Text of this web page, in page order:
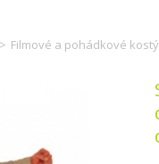
> Filmové a pohádkové